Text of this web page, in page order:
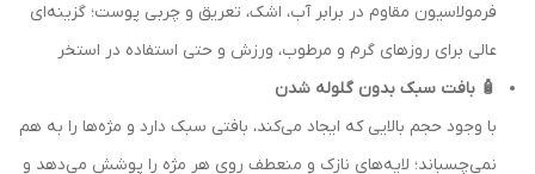
فرمولاسیون مقاوم در برابر آب، اشک، تعریق و چربی پوست؛ گزینه‌ای
عالی برای روزهای گرم و مرطوب، ورزش و حتی استفاده در استخر
🧴 بافت سبک بدون گلوله شدن
با وجود حجم بالایی که ایجاد می‌کند، بافتی سبک دارد و مژه‌ها را به هم
نمی‌چسباند؛ لایه‌های نازک و منعطف روی هر مژه را پوشش می‌دهد و